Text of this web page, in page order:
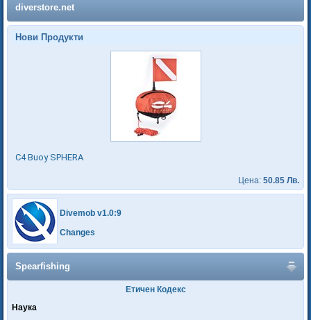
diverstore.net
Нови Продукти
C4 Buoy SPHERA
Цена: 50.85 Лв.
Divemob v1.0:9
Changes
Spearfishing
Етичен Кодекс
Наука